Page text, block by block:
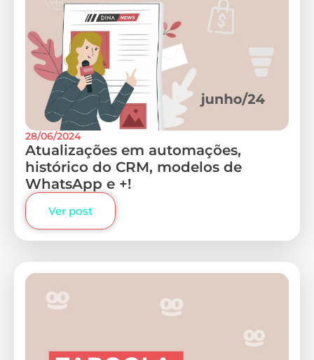
28/06/2024
Atualizações em automações,
histórico do CRM, modelos de
WhatsApp e +!
Ver post